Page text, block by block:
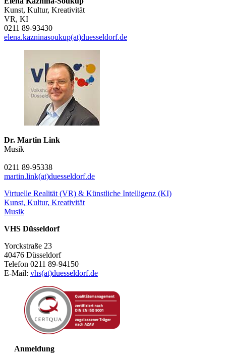
Kunst, Kultur, Kreativität
VR, KI
0211 89-93430
elena.kazninasoukup(at)duesseldorf.de
Dr. Martin Link
Musik
0211 89-95338
martin.link(at)duesseldorf.de
Virtuelle Realität (VR) & Künstliche Intelligenz (KI)
Kunst, Kultur, Kreativität
Musik
VHS Düsseldorf
Yorckstraße 23
40476 Düsseldorf
Telefon 0211 89-94150
E-Mail: vhs(at)duesseldorf.de
Anmeldung